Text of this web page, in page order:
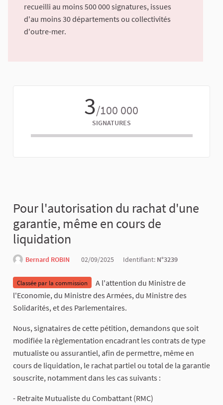
recueilli au moins 500 000 signatures, issues
d'au moins 30 départements ou collectivités
d'outre-mer.
3/100 000
SIGNATURES
Pour l'autorisation du rachat d'une
garantie, même en cours de
liquidation
Bernard ROBIN 02/09/2025 Identifiant: N°3239
Classée par la commission
A l'attention du Ministre de
l'Economie, du Ministre des Armées, du Ministre des
Solidarités, et des Parlementaires.
Nous, signataires de cette pétition, demandons que soit
modifiée la règlementation encadrant les contrats de type
mutualiste ou assurantiel, afin de permettre, même en
cours de liquidation, le rachat partiel ou total de la garantie
souscrite, notamment dans les cas suivants :
- Retraite Mutualiste du Combattant (RMC)